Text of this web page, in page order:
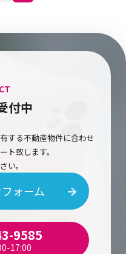
付中
する不動産物件に合わせ
ト致します。
い。
ォーム
9585
17:00